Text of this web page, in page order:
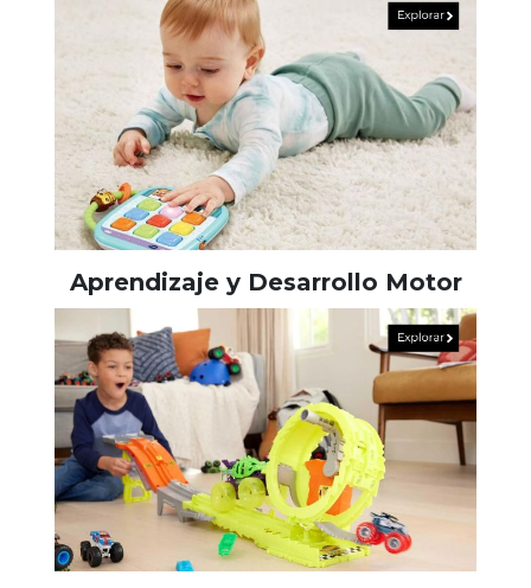
Aprendizaje y Desarrollo Motor